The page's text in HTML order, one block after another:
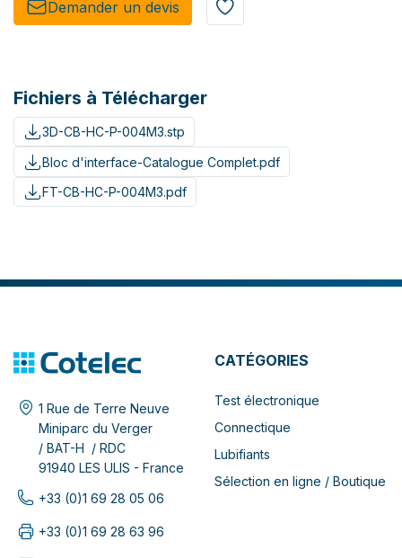
Demander un de​​vis​​
Fichiers à Télécharger
3D-CB-HC-P-004M3.stp
Bloc d'interface-Catalogue Complet.pdf
FT-CB-HC-P-004M3.pdf
1 Rue de Terre Neuve
Miniparc du Verger
/ BAT-H / RDC
91940 LES ULIS - France
+33 (0)1 69 28 05 06
+33 (0)1 69 28 63 96
CATÉGORIES
Test électronique
Connectique
Lubifiants
Sélection en ligne / Boutique